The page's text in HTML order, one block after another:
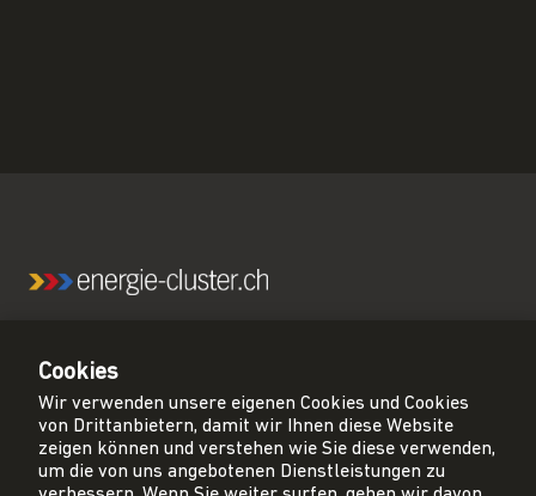
energie-cluster.ch
Gutenbergstrasse 21
3011 Bern
Cookies
Wir verwenden unsere eigenen Cookies und Cookies
von Drittanbietern, damit wir Ihnen diese Website
zeigen können und verstehen wie Sie diese verwenden,
um die von uns angebotenen Dienstleistungen zu